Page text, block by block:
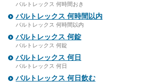
バルトレックス 何時間おき
バルトレックス 何時間以内
バルトレックス 何時間以内
バルトレックス 何錠
バルトレックス 何錠
バルトレックス 何日
バルトレックス 何日
バルトレックス 何日飲む